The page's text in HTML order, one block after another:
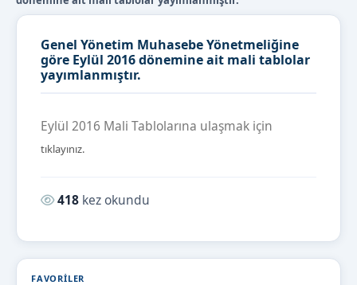
Genel Yönetim Muhasebe Yönetmeliğine
göre Eylül 2016 dönemine ait mali tablolar
yayımlanmıştır.
Eylül 2016 Mali Tablolarına ulaşmak için
tıklayınız.
Okunma sayısı:
418 kez okundu
FAVORILER